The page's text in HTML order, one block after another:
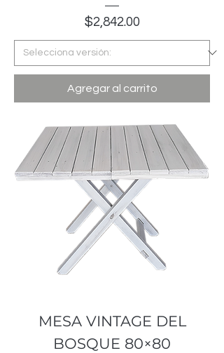
Precio
$2,842.00
Agregar al carrito
MESA VINTAGE DEL
BOSQUE 80×80